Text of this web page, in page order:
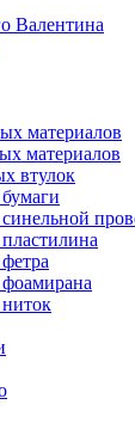
Валентина
материалов
материалов
втулок